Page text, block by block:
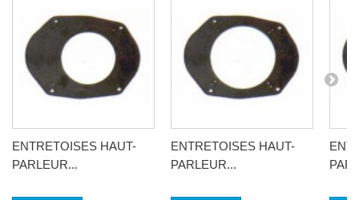
ENTRETOISES HAUT-
PARLEUR...
ENTRETOISES HAUT-
PARLEUR...